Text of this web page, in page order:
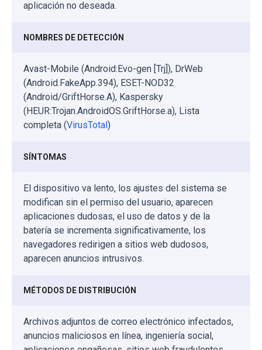
aplicación no deseada.
NOMBRES DE DETECCIÓN
Avast-Mobile (Android:Evo-gen [Trj]), DrWeb
(Android.FakeApp.394), ESET-NOD32
(Android/GriftHorse.A), Kaspersky
(HEUR:Trojan.AndroidOS.GriftHorse.a), Lista
completa (VirusTotal)
SÍNTOMAS
El dispositivo va lento, los ajustes del sistema se
modifican sin el permiso del usuario, aparecen
aplicaciones dudosas, el uso de datos y de la
batería se incrementa significativamente, los
navegadores redirigen a sitios web dudosos,
aparecen anuncios intrusivos.
MÉTODOS DE DISTRIBUCIÓN
Archivos adjuntos de correo electrónico infectados,
anuncios maliciosos en línea, ingeniería social,